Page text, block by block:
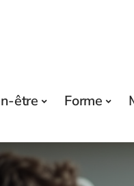
être Forme